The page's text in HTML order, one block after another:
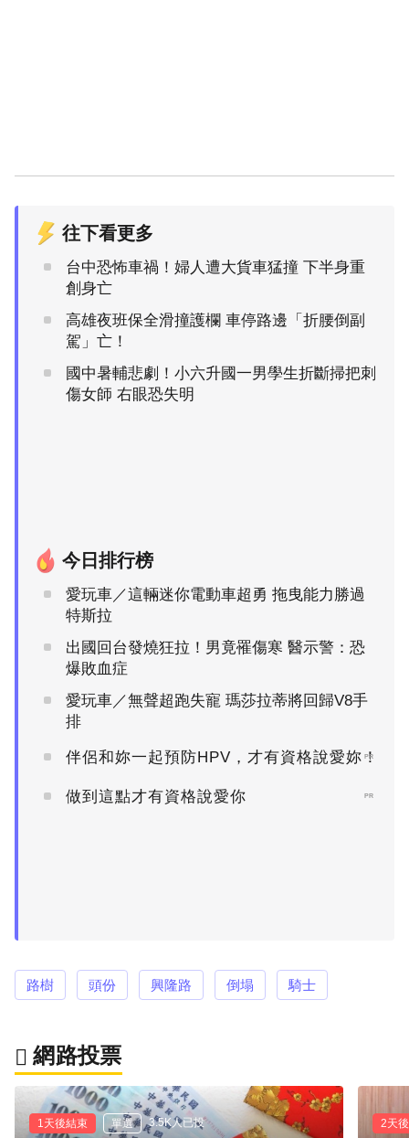
往下看更多
台中恐怖車禍！婦人遭大貨車猛撞 下半身重
創身亡
高雄夜班保全滑撞護欄 車停路邊「折腰倒副
駕」亡！
國中暑輔悲劇！小六升國一男學生折斷掃把刺
傷女師 右眼恐失明
今日排行榜
愛玩車／這輛迷你電動車超勇 拖曳能力勝過
特斯拉
出國回台發燒狂拉！男竟罹傷寒 醫示警：恐
爆敗血症
愛玩車／無聲超跑失寵 瑪莎拉蒂將回歸V8手
排
伴侶和妳一起預防HPV，才有資格說愛妳！
PR
做到這點才有資格說愛你 PR
路樹 頭份 興隆路 倒塌 騎士
網路投票
1天後結束 單選 3.5K人已投 2天